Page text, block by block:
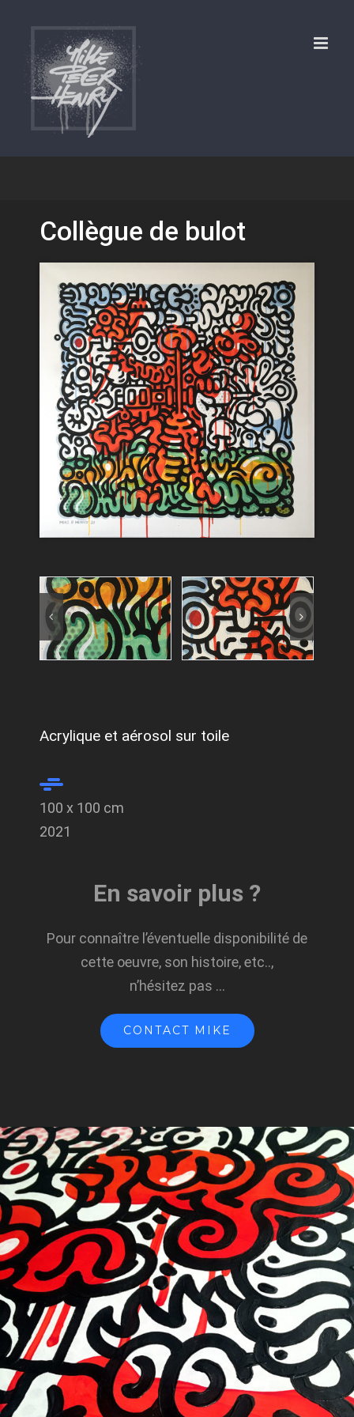
content
Collègue de bulot
Acrylique et aérosol sur toile
100 x 100 cm
2021
En savoir plus ?
Pour connaître l’éventuelle disponibilité de
cette oeuvre, son histoire, etc..,
n’hésitez pas …
CONTACT MIKE